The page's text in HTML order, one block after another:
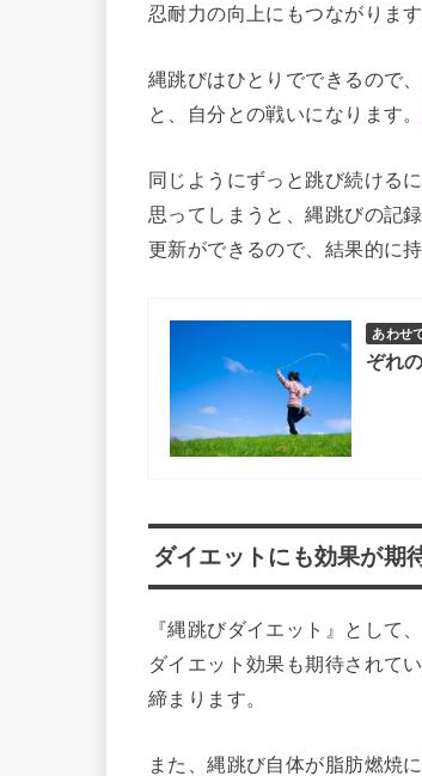
忍耐力の向上にもつながります
縄跳びはひとりでできるので
と、自分との戦いになります。
同じようにずっと跳び続ける
思ってしまうと、縄跳びの記
更新ができるので、結果的に
あわせ
ぞれ
ダイエットにも効果が期
『縄跳びダイエット』として
ダイエット効果も期待されて
締まります。
また、縄跳び自体が脂肪燃焼